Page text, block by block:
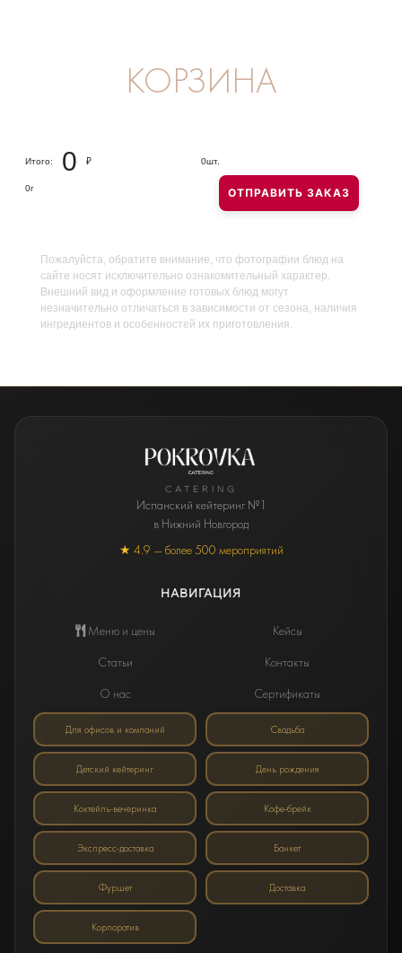
КОРЗИНА
Итого: 0 ₽ 0шт.
0г ОТПРАВИТЬ ЗАКАЗ
Пожалуйста, обратите внимание, что фотографии блюд на
сайте носят исключительно ознакомительный характер.
Внешний вид и оформление готовых блюд могут
незначительно отличаться в зависимости от сезона, наличия
ингредиентов и особенностей их приготовления.
CATERING
Испанский кейтеринг №1
в Нижний Новгород
★ 4.9 — более 500 мероприятий
НАВИГАЦИЯ
Меню и цены
Кейсы
Статьи
Контакты
О нас
Сертификаты
Для офисов и компаний Свадьба
Детский кейтеринг День рождения
Коктейль-вечеринка Кофе-брейк
Экспресс-доставка Банкет
Фуршет Доставка
Корпоратив